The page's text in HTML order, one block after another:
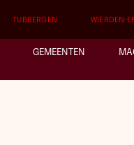
TUBBERGEN WIERDEN-
GEMEENTEN